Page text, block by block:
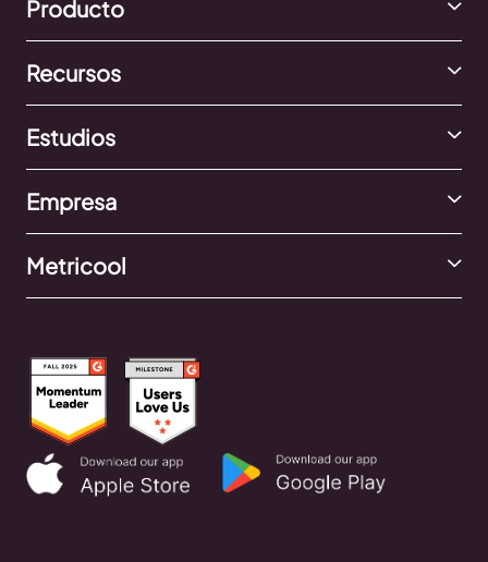
Producto
Recursos
Estudios
Empresa
Metricool